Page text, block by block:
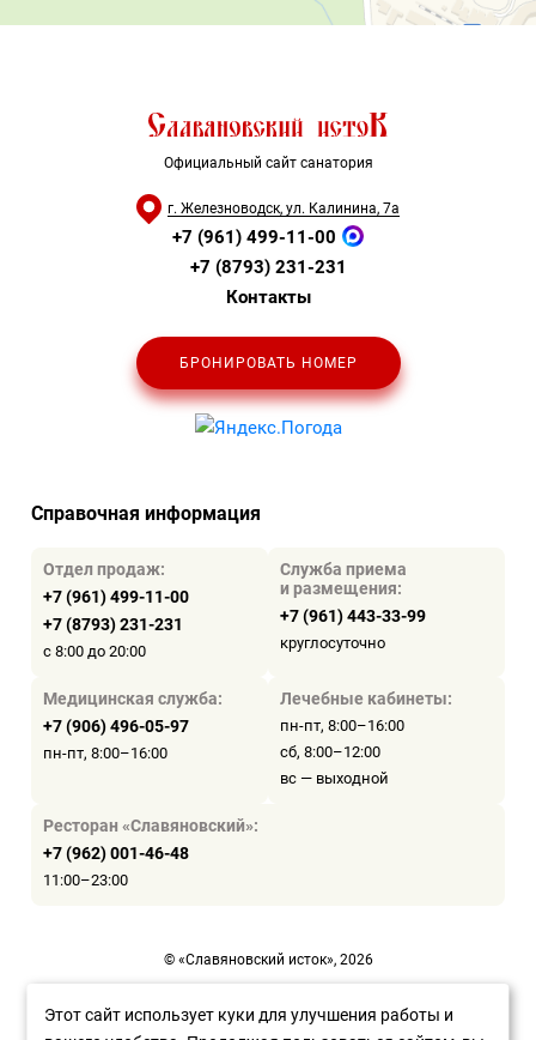
Официальный сайт санатория
г. Железноводск, ул. Калинина, 7а
+7 (961) 499-11-00
+7 (8793) 231-231
Контакты
БРОНИРОВАТЬ НОМЕР
Справочная информация
Отдел продаж:
+7 (961) 499-11-00
+7 (8793) 231-231
с 8:00 до 20:00
Служба приема
и размещения:
+7 (961) 443-33-99
круглосуточно
Медицинская служба:
+7 (906) 496-05-97
пн-пт, 8:00–16:00
Лечебные кабинеты:
пн-пт, 8:00–16:00
сб, 8:00–12:00
вс — выходной
Ресторан «Славяновский»:
+7 (962) 001-46-48
11:00–23:00
© «Славяновский исток», 2026
Этот сайт использует куки для улучшения работы и